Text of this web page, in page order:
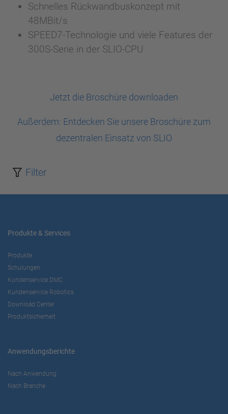
Schnelles Rückwandbuskonzept mit
48MBit/s
SPEED7-Technologie und viele Features der
300S-Serie in der SLIO-CPU
Jetzt die Broschüre downloaden
Außerdem: Entdecken Sie unsere Broschüre zum
dezentralen Einsatz von SLIO
Filter
Produkte & Services
Produkte
Schulungen
Kundenservice DMC
Kundenservice Robotics
Download Center
Produktsicherheit
Anwendungsberichte
Nach Anwendung
Nach Branche